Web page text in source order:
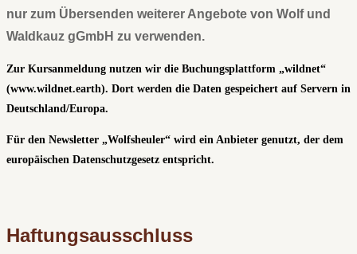
nur zum Übersenden weiterer Angebote von Wolf und
Waldkauz gGmbH zu verwenden.
Zur Kursanmeldung nutzen wir die Buchungsplattform „wildnet“
(www.wildnet.earth). Dort werden die Daten gespeichert auf Servern in
Deutschland/Europa.
Für den Newsletter „Wolfsheuler“ wird ein Anbieter genutzt, der dem
europäischen Datenschutzgesetz entspricht.
Haftungsausschluss